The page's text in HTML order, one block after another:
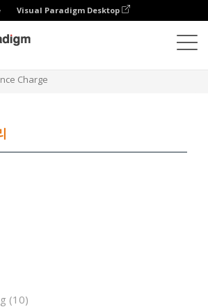
Visual Paradigm Desktop
Charge
(10)